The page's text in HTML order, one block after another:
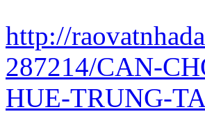
http://
287214/CAN-
HUE-TRUNG-